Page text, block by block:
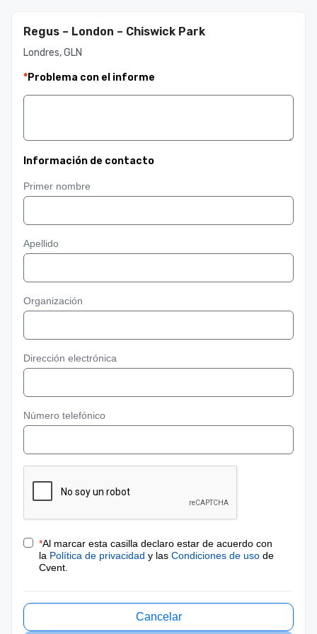
Regus – London – Chiswick Park
Londres, GLN
*Problema con el informe
Información de contacto
Primer nombre
Apellido
Organización
Dirección electrónica
Número telefónico
*Al marcar esta casilla declaro estar de acuerdo con
la Política de privacidad y las Condiciones de uso de
Cvent.
Cancelar